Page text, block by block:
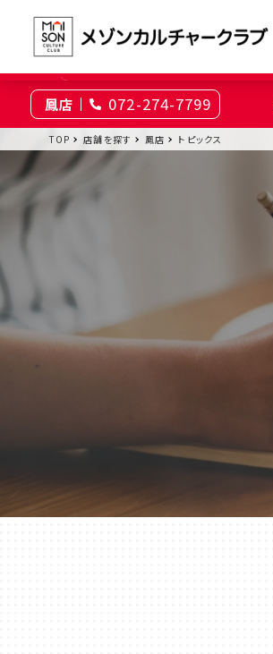
東京
綾瀬
埼玉
鳳店 072-274-7799
TOP 店舗を探す 鳳店 トピックス